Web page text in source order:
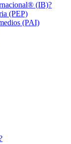
(IB)?
(PEP)
(PAI)